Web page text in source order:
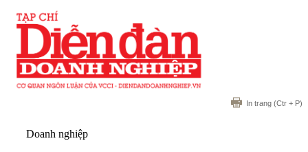
In trang (Ctr + P)
Doanh nghiệp